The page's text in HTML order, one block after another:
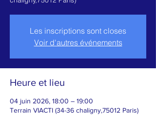
Les inscriptions sont closes
Voir d'autres événements
Heure et lieu
04 juin 2026, 18:00 – 19:00
Terrain VIACTI (34-36 chaligny,75012 Paris)